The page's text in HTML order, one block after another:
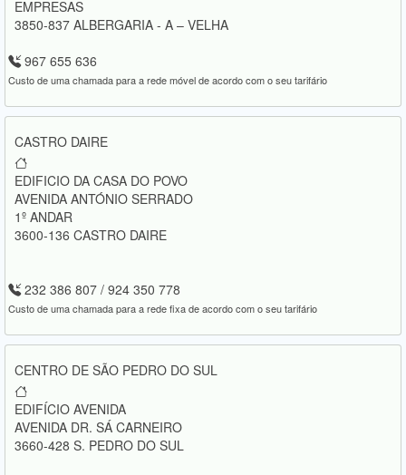
EMPRESAS
3850-837 ALBERGARIA - A – VELHA
967 655 636
Custo de uma chamada para a rede móvel de acordo com o seu tarifário
CASTRO DAIRE
EDIFICIO DA CASA DO POVO
AVENIDA ANTÓNIO SERRADO
1º ANDAR
3600-136 CASTRO DAIRE
232 386 807 / 924 350 778
Custo de uma chamada para a rede fixa de acordo com o seu tarifário
CENTRO DE SÃO PEDRO DO SUL
EDIFÍCIO AVENIDA
AVENIDA DR. SÁ CARNEIRO
3660-428 S. PEDRO DO SUL